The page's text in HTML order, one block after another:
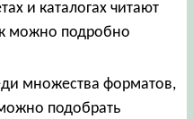
и каталогах читают
можно подробно
множества форматов,
подобрать